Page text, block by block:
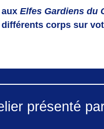
Elfes Gardiens du
corps sur
présenté